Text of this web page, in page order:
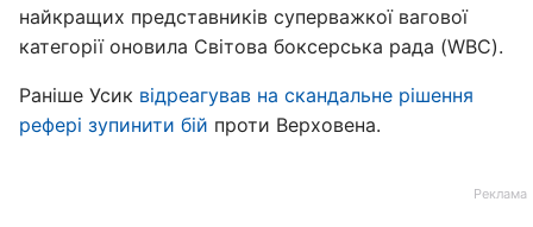
найкращих представників суперважкої вагової
категорії оновила Світова боксерська рада (WBC).
Раніше Усик відреагував на скандальне рішення
рефері зупинити бій проти Верховена.